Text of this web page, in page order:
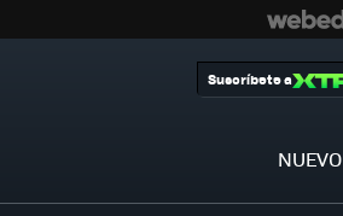
NUEVO
Suscríbete a